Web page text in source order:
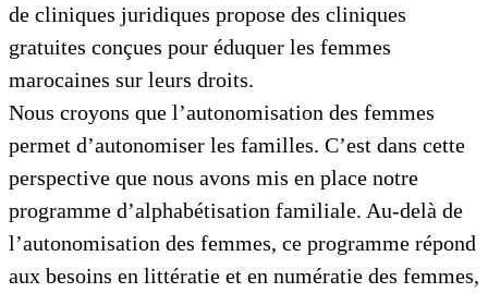
de cliniques juridiques propose des cliniques
gratuites conçues pour éduquer les femmes
marocaines sur leurs droits.
Nous croyons que l’autonomisation des femmes
permet d’autonomiser les familles. C’est dans cette
perspective que nous avons mis en place notre
programme d’alphabétisation familiale. Au-delà de
l’autonomisation des femmes, ce programme répond
aux besoins en littératie et en numératie des femmes,